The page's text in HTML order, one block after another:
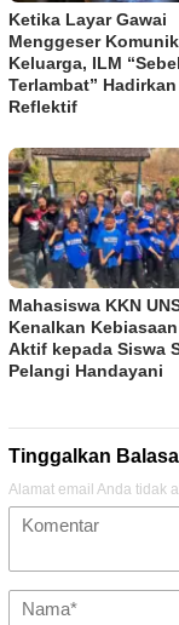
Ketika Layar Gawai
Menggeser
Keluarga, ILM
Terlambat”
Reflektif
Mahasiswa KKN
Kenalkan
Aktif kepada Siswa
Pelangi Handayani
Tinggalkan
Alamat email Anda tidak